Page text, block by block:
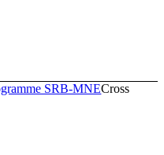
SRB-MNECross